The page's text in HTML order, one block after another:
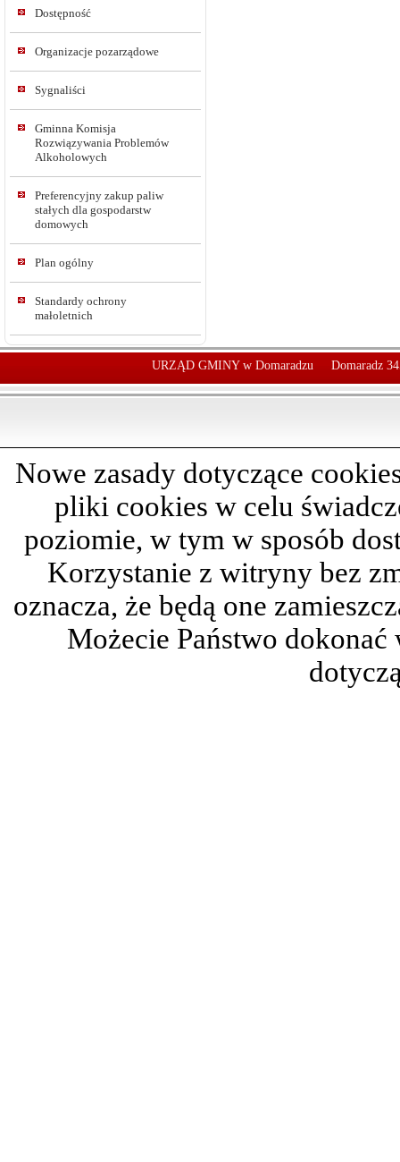
Dostępność
Organizacje pozarządowe
Sygnaliści
Gminna Komisja
Rozwiązywania Problemów
Alkoholowych
Preferencyjny zakup paliw
stałych dla gospodarstw
domowych
Plan ogólny
Standardy ochrony
małoletnich
URZĄD GMINY w Domaradzu Domaradz
Nowe zasady dotyczące
pliki cookies w celu
poziomie, w tym w sposób
Korzystanie z witryny bez
oznacza, że będą one
Możecie Państwo